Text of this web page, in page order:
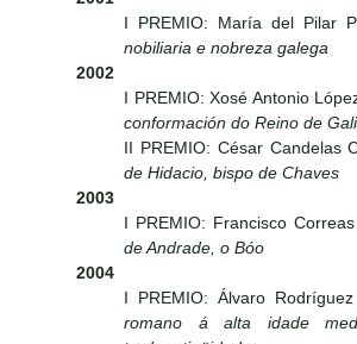
I PREMIO: María del Pilar
nobiliaria e nobreza galega
2002
I PREMIO: Xosé Antonio
conformación do Reino de
II PREMIO: César Candelas
de Hidacio, bispo de Chaves
2003
I PREMIO: Francisco
de Andrade, o Bóo
2004
I PREMIO: Álvaro
romano á alta idade